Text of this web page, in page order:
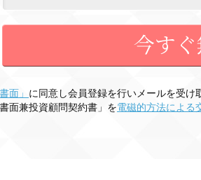
面」 に同意し会員登録を行いメールを受け
面兼投資顧問契約書」を電磁的方法による